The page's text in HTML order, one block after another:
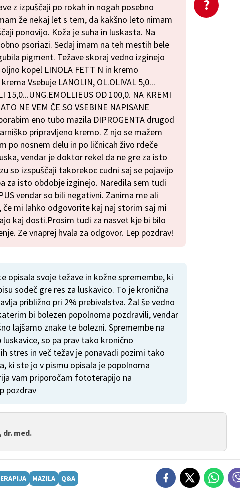
z izpuščaji po rokah in nogah posebno
že nekaj let s tem, da kakšno leto nimam
ponovijo. Koža je suha in luskasta. Na
psoriazi. Sedaj imam na teh mestih bele
pigment. Težave skoraj vedno izginejo
kopel LINOLA FETT N in kremo
Vsebuje LANOLIN, OL.OLIVAL 5,0...
15,0...UNG.EMOLLIEUS OD 100,0. NA KREMI
NE VEM ČE SO VSEBINE NAPISANE
eno tubo mazila DIPROGENTA drugod
pripravljeno kremo. Z njo se mažem
po nosnem delu in po ličnicah živo rdeče
vendar je doktor rekel da ne gre za isto
so izspuščaji takorekoc cudni saj se pojavijo
za isto obdobje izginejo. Naredila sem tudi
vendar so bili negativni. Zanima me ali
če mi lahko odgovorite kaj naj storim saj mi
kaj dosti.Prosim tudi za nasvet kje bi bilo
Ze vnaprej hvala za odgovor. Lep pozdrav!
opisala svoje težave in kožne spremembe, ki
sodeč gre res za luskavico. To je kronična
približno pri 2% prebivalstva. Žal še vedno
bi bolezen popolnoma pozdravili, vendar
lajšamo znake te bolezni. Spremembe na
so pa prav tako kronično
stres in več težav je ponavadi pozimi tako
ki ste jo v pismu opisala je popolnoma
vam priporočam fototerapijo na
pozdrav
med.
MAZILA Q&A